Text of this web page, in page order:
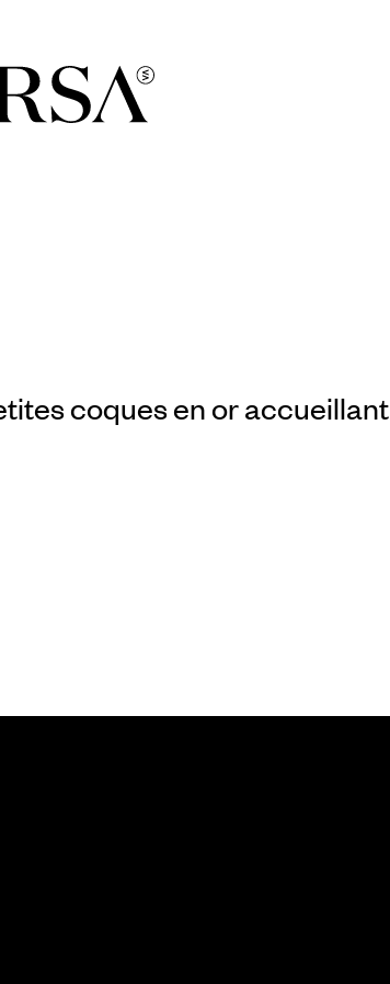
coques en or accueillant